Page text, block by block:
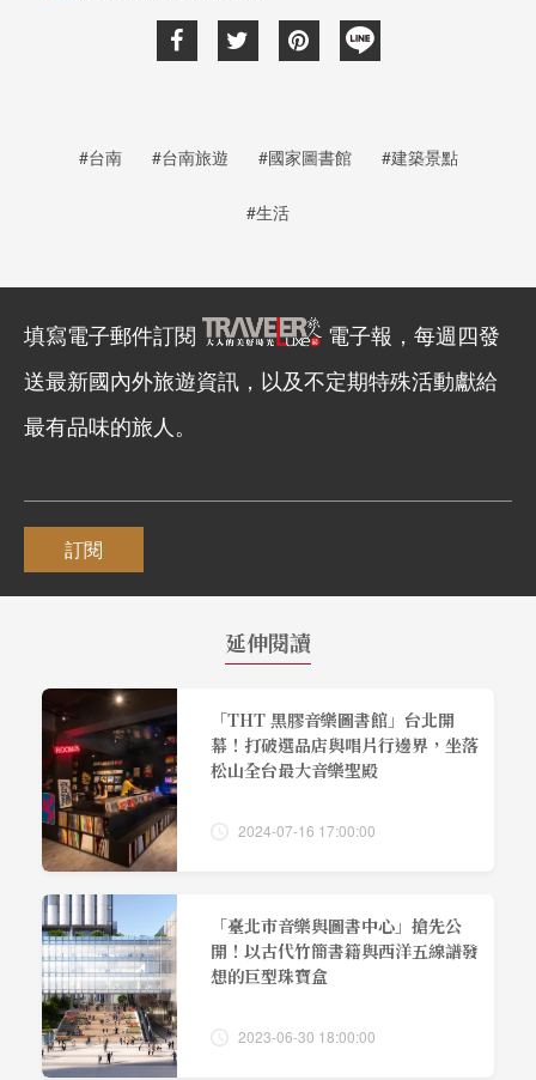
#台南 #台南旅遊 #國家圖書館 #建築景點
#生活
填寫電子郵件訂閱
電子報，每週四發
送最新國內外旅遊資訊，以及不定期特殊活動獻給
最有品味的旅人。
訂閱
延伸閱讀
「THT 黑膠音樂圖書館」台北開
幕！打破選品店與唱片行邊界，坐落
松山全台最大音樂聖殿
2024-07-16 17:00:00
「臺北市音樂與圖書中心」搶先公
開！以古代竹簡書籍與西洋五線譜發
想的巨型珠寶盒
2023-06-30 18:00:00